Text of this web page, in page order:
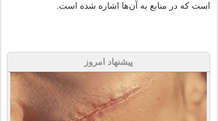
است که در منابع به آن‌ها اشاره شده است.
پیشنهاد امروز